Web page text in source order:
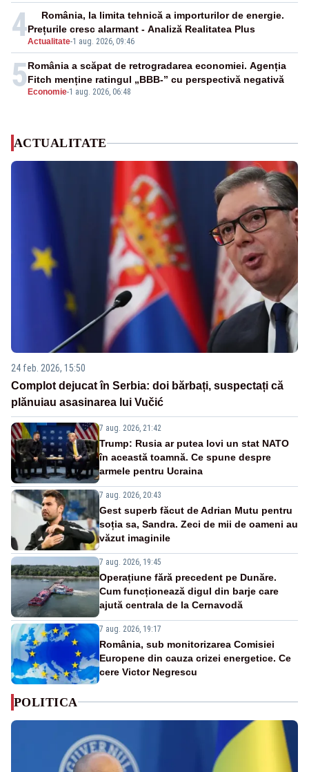
4Actualitate-1 aug. 2026, 09:46
România, la limita tehnică a importurilor de energie.
Prețurile cresc alarmant - Analiză Realitatea Plus
5 Economie-1 aug. 2026, 06:48
România a scăpat de retrogradarea economiei. Agenția
Fitch menține ratingul „BBB-” cu perspectivă negativă
ACTUALITATE
24 feb. 2026, 15:50
Complot dejucat în Serbia: doi bărbați, suspectați că
plănuiau asasinarea lui Vučić
7 aug. 2026, 21:42
Trump: Rusia ar putea lovi un stat NATO
în această toamnă. Ce spune despre
armele pentru Ucraina
7 aug. 2026, 20:43
Gest superb făcut de Adrian Mutu pentru
soția sa, Sandra. Zeci de mii de oameni au
văzut imaginile
7 aug. 2026, 19:45
Operațiune fără precedent pe Dunăre.
Cum funcționează digul din barje care
ajută centrala de la Cernavodă
7 aug. 2026, 19:17
România, sub monitorizarea Comisiei
Europene din cauza crizei energetice. Ce
cere Victor Negrescu
POLITICA